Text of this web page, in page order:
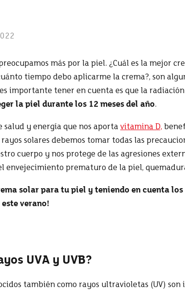
más por la piel. ¿Cuál es la mejor
tiempo debo aplicarme la crema?, son
importante tener en cuenta es que la
la piel durante los 12 meses del año.
salud y energía que nos aporta vitamina D,
rayos solares debemos tomar todas las
cuerpo y nos protege de las agresiones
envejecimiento prematuro de la piel,
solar para tu piel y teniendo en cuenta
verano!
UVA y UVB?
también como rayos ultravioletas (UV)